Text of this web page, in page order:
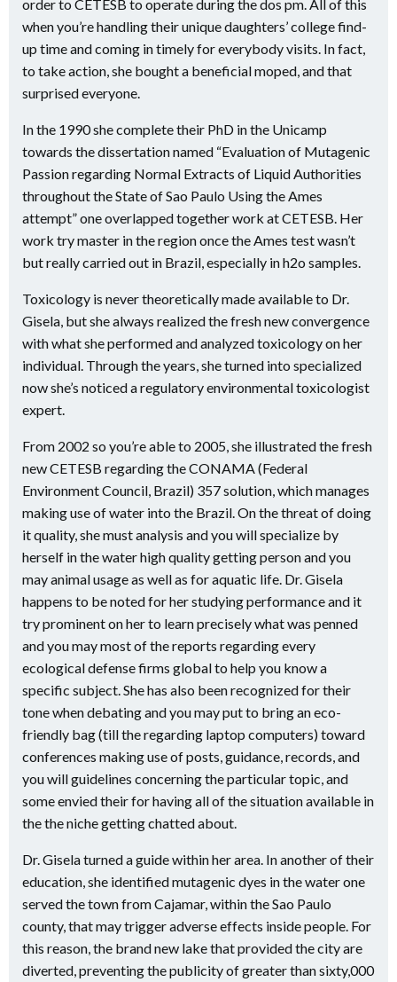
order to CETESB to operate during the dos pm. All of this
when you’re handling their unique daughters’ college find-
up time and coming in timely for everybody visits. In fact,
to take action, she bought a beneficial moped, and that
surprised everyone.
In the 1990 she complete their PhD in the Unicamp
towards the dissertation named “Evaluation of Mutagenic
Passion regarding Normal Extracts of Liquid Authorities
throughout the State of Sao Paulo Using the Ames
attempt” one overlapped together work at CETESB. Her
work try master in the region once the Ames test wasn’t
but really carried out in Brazil, especially in h2o samples.
Toxicology is never theoretically made available to Dr.
Gisela, but she always realized the fresh new convergence
with what she performed and analyzed toxicology on her
individual. Through the years, she turned into specialized
now she’s noticed a regulatory environmental toxicologist
expert.
From 2002 so you’re able to 2005, she illustrated the fresh
new CETESB regarding the CONAMA (Federal
Environment Council, Brazil) 357 solution, which manages
making use of water into the Brazil. On the threat of doing
it quality, she must analysis and you will specialize by
herself in the water high quality getting person and you
may animal usage as well as for aquatic life. Dr. Gisela
happens to be noted for her studying performance and it
try prominent on her to learn precisely what was penned
and you may most of the reports regarding every
ecological defense firms global to help you know a
specific subject. She has also been recognized for their
tone when debating and you may put to bring an eco-
friendly bag (till the regarding laptop computers) toward
conferences making use of posts, guidance, records, and
you will guidelines concerning the particular topic, and
some envied their for having all of the situation available in
the the niche getting chatted about.
Dr. Gisela turned a guide within her area. In another of their
education, she identified mutagenic dyes in the water one
served the town from Cajamar, within the Sao Paulo
county, that may trigger adverse effects inside people. For
this reason, the brand new lake that provided the city are
diverted, preventing the publicity of greater than sixty,000